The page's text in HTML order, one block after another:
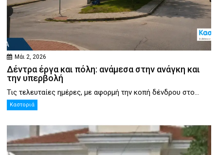
Μάι 2, 2026
Δέντρα έργα και πόλη: ανάμεσα στην ανάγκη και
την υπερβολή
Τις τελευταίες ημέρες, με αφορμή την κοπή δένδρου στο...
Καστοριά